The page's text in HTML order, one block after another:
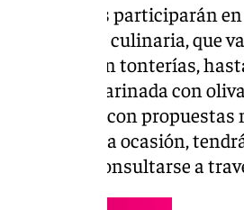
participarán
variedad culinaria, que
calabazas sin tonterías,
caballa marinada con
a la oferta con
para la ocasión,
y pueden consultarse a